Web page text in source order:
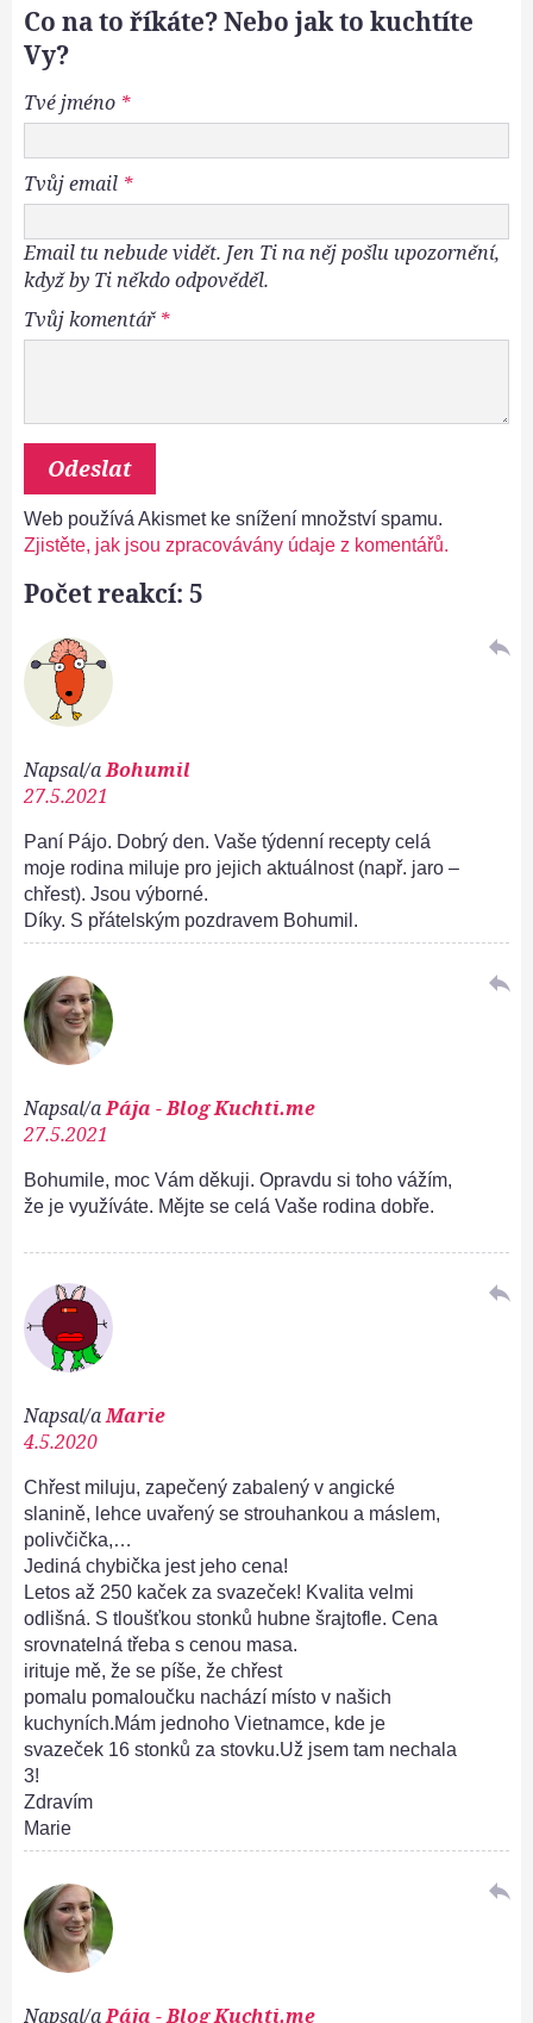
Co na to říkáte? Nebo jak to kuchtíte
Vy?
Tvé jméno *
Tvůj email *
Email tu nebude vidět. Jen Ti na něj pošlu upozornění,
když by Ti někdo odpověděl.
Tvůj komentář*
Web používá Akismet ke snížení množství spamu.
Zjistěte, jak jsou zpracovávány údaje z komentářů.
Počet reakcí: 5
Napsal/aBohumil
27.5.2021
Paní Pájo. Dobrý den. Vaše týdenní recepty celá
moje rodina miluje pro jejich aktuálnost (např. jaro –
chřest). Jsou výborné.
Díky. S přátelským pozdravem Bohumil.
reply
Napsal/aPája - Blog Kuchti.me
27.5.2021
Bohumile, moc Vám děkuji. Opravdu si toho vážím,
že je využíváte. Mějte se celá Vaše rodina dobře.
reply
Napsal/aMarie
4.5.2020
Chřest miluju, zapečený zabalený v angické
slanině, lehce uvařený se strouhankou a máslem,
polivčička,…
Jediná chybička jest jeho cena!
Letos až 250 kaček za svazeček! Kvalita velmi
odlišná. S tloušťkou stonků hubne šrajtofle. Cena
srovnatelná třeba s cenou masa.
irituje mě, že se píše, že chřest
pomalu pomaloučku nachází místo v našich
kuchyních.Mám jednoho Vietnamce, kde je
svazeček 16 stonků za stovku.Už jsem tam nechala
3!
Zdravím
Marie
reply
Napsal/aPája - Blog Kuchti.me
reply